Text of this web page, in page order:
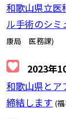
和歌山県立医
ル手術のシミ
康局 医務課)
2023年
和歌山県とア
締結します (